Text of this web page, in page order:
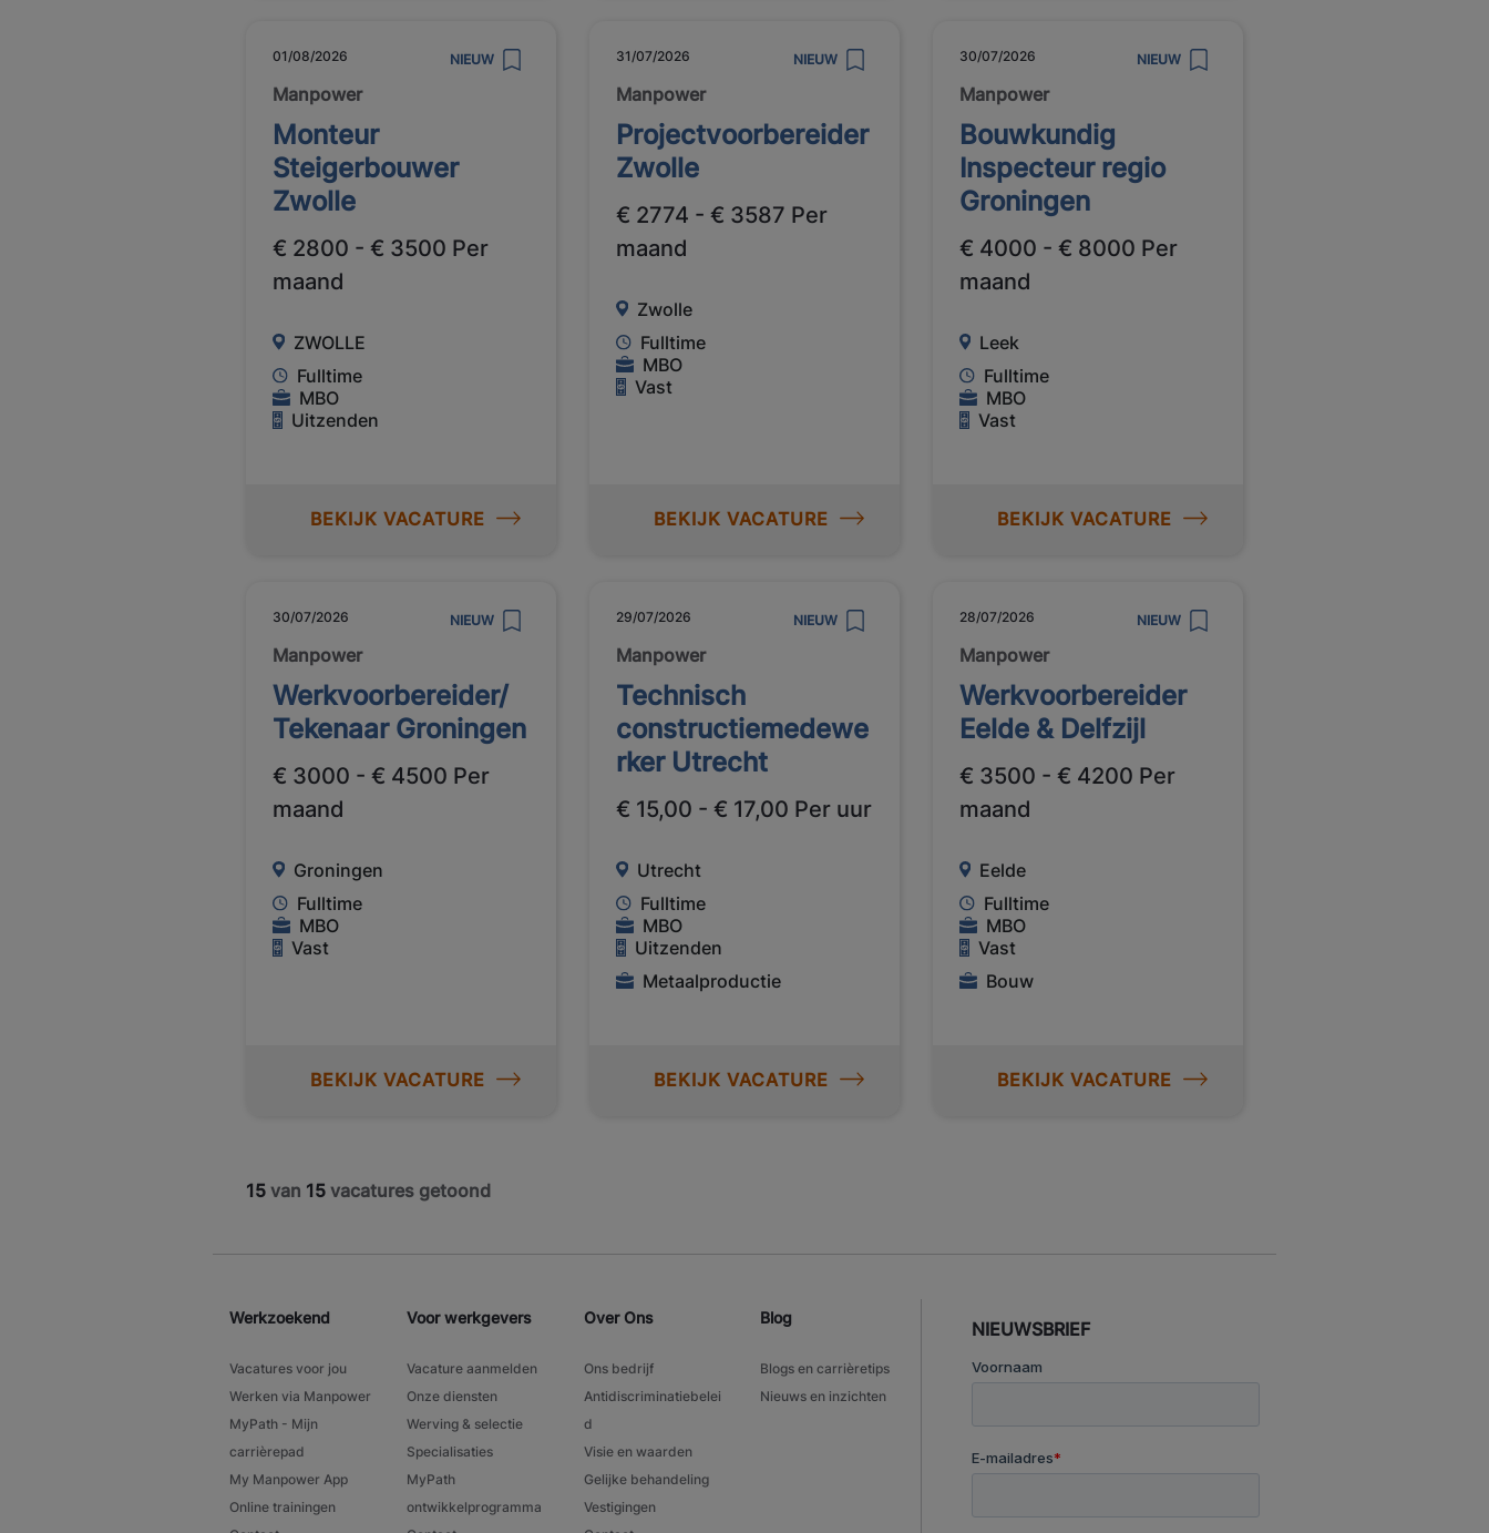
01/08/2026 NIEUW
Manpower
Monteur
Steigerbouwer
Zwolle
€ 2800 - € 3500 Per
maand
ZWOLLE
Fulltime
MBO
Uitzenden
BEKIJK VACATURE
31/07/2026 NIEUW
Manpower
Projectvoorbereider
Zwolle
€ 2774 - € 3587 Per
maand
Zwolle
Fulltime
MBO
Vast
BEKIJK VACATURE
30/07/2026 NIEUW
Manpower
Bouwkundig
Inspecteur regio
Groningen
€ 4000 - € 8000 Per
maand
Leek
Fulltime
MBO
Vast
BEKIJK VACATURE
30/07/2026 NIEUW
Manpower
Werkvoorbereider/
Tekenaar Groningen
€ 3000 - € 4500 Per
maand
Groningen
Fulltime
MBO
Vast
BEKIJK VACATURE
29/07/2026 NIEUW
Manpower
Technisch
constructiemedewe
rker Utrecht
€ 15,00 - € 17,00 Per uur
Utrecht
Fulltime
MBO
Uitzenden
Metaalproductie
BEKIJK VACATURE
28/07/2026 NIEUW
Manpower
Werkvoorbereider
Eelde & Delfzijl
€ 3500 - € 4200 Per
maand
Eelde
Fulltime
MBO
Vast
Bouw
BEKIJK VACATURE
15 van 15 vacatures getoond
Werkzoekend
Vacatures voor jou
Werken via Manpower
MyPath - Mijn
carrièrepad
My Manpower App
Online trainingen
Voor werkgevers
Vacature aanmelden
Onze diensten
Werving & selectie
Specialisaties
MyPath
ontwikkelprogramma
Over Ons
Ons bedrijf
Antidiscriminatiebelei
d
Visie en waarden
Gelijke behandeling
Vestigingen
Blog
Blogs en carrièretips
Nieuws en inzichten
NIEUWSBRIEF